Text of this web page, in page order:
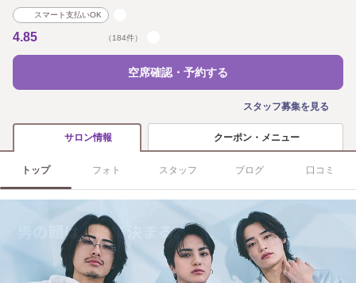
スマート支払いOK
4.85 （184件）
空席確認・予約する
スタッフ募集を見る
サロン情報 クーポン・メニュー
トップ フォト スタッフ ブログ 口コミ